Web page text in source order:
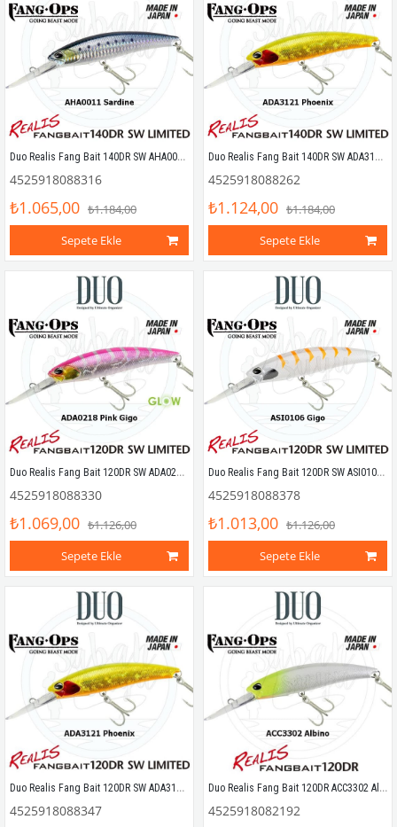
Duo Realis Fang Bait 140DR SW AHA0011 Sardine
4525918088316
₺1.065,00 ₺1.184,00
Sepete Ekle
Duo Realis Fang Bait 140DR SW ADA3121 Phoenix
4525918088262
₺1.124,00 ₺1.184,00
Sepete Ekle
Duo Realis Fang Bait 120DR SW ADA0218 Pink Gigo
4525918088330
₺1.069,00 ₺1.126,00
Sepete Ekle
Duo Realis Fang Bait 120DR SW ASI0106 Gigo
4525918088378
₺1.013,00 ₺1.126,00
Sepete Ekle
Duo Realis Fang Bait 120DR SW ADA3121 Phoenix
4525918088347
Duo Realis Fang Bait 120DR ACC3302 Albino
4525918082192